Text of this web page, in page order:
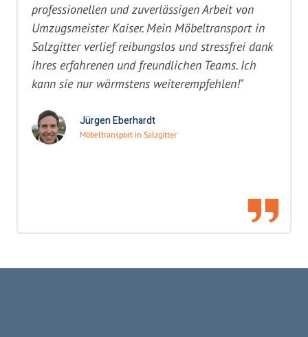
professionellen und zuverlässigen Arbeit von
Umzugsmeister Kaiser. Mein Möbeltransport in
Salzgitter verlief reibungslos und stressfrei dank
ihres erfahrenen und freundlichen Teams. Ich
kann sie nur wärmstens weiterempfehlen!"
Jürgen Eberhardt
Möbeltransport in Salzgitter